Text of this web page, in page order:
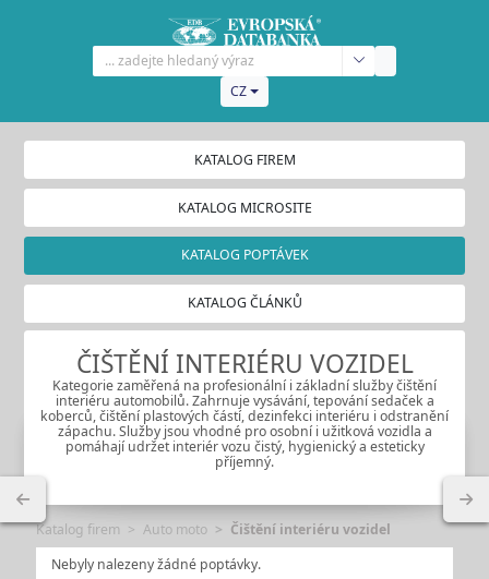
CZ
KATALOG FIREM
KATALOG MICROSITE
KATALOG POPTÁVEK
KATALOG ČLÁNKŮ
ČIŠTĚNÍ INTERIÉRU VOZIDEL
Kategorie zaměřená na profesionální i základní služby čištění
interiéru automobilů. Zahrnuje vysávání, tepování sedaček a
koberců, čištění plastových částí, dezinfekci interiéru i odstranění
zápachu. Služby jsou vhodné pro osobní i užitková vozidla a
pomáhají udržet interiér vozu čistý, hygienický a esteticky
příjemný.
Katalog firem Auto moto
Čištění interiéru vozidel
Nebyly nalezeny žádné poptávky.